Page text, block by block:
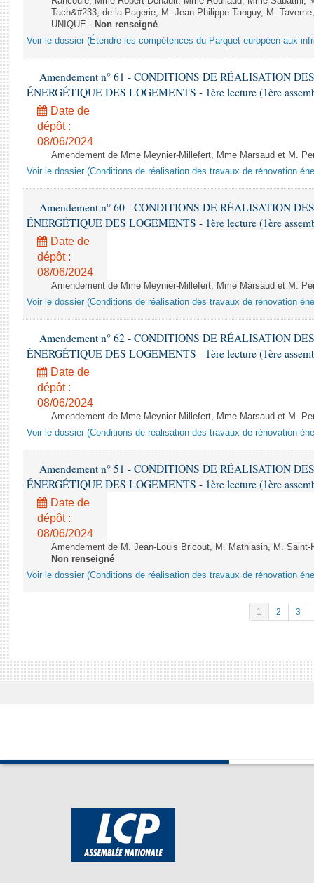
Tach&#233; de la Pagerie, M. Jean-Philippe Tanguy, M.
UNIQUE - Non renseigné
Voir le dossier (Étendre les compétences du Parquet européen aux
Amendement n° 61 - CONDITIONS DE RÉALISATION
ÉNERGÉTIQUE DES LOGEMENTS - 1ère lecture (1ère
Date de
dépôt :
08/06/2024
Amendement de Mme Meynier-Millefert, Mme Marsaud et M.
Voir le dossier (Conditions de réalisation des travaux de rénovation
Amendement n° 60 - CONDITIONS DE RÉALISATION
ÉNERGÉTIQUE DES LOGEMENTS - 1ère lecture (1ère
Date de
dépôt :
08/06/2024
Amendement de Mme Meynier-Millefert, Mme Marsaud et M.
Voir le dossier (Conditions de réalisation des travaux de rénovation
Amendement n° 62 - CONDITIONS DE RÉALISATION
ÉNERGÉTIQUE DES LOGEMENTS - 1ère lecture (1ère
Date de
dépôt :
08/06/2024
Amendement de Mme Meynier-Millefert, Mme Marsaud et M.
Voir le dossier (Conditions de réalisation des travaux de rénovation
Amendement n° 51 - CONDITIONS DE RÉALISATION
ÉNERGÉTIQUE DES LOGEMENTS - 1ère lecture (1ère
Date de
dépôt :
08/06/2024
Amendement de M. Jean-Louis Bricout, M. Mathiasin, M.
Non renseigné
Voir le dossier (Conditions de réalisation des travaux de rénovation
1 2 3